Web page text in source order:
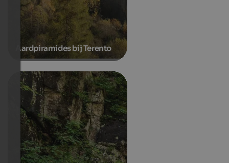
Aardpiramides bij Terento